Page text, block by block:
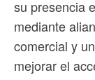
su presencia
mediante
comercial y
mejorar el